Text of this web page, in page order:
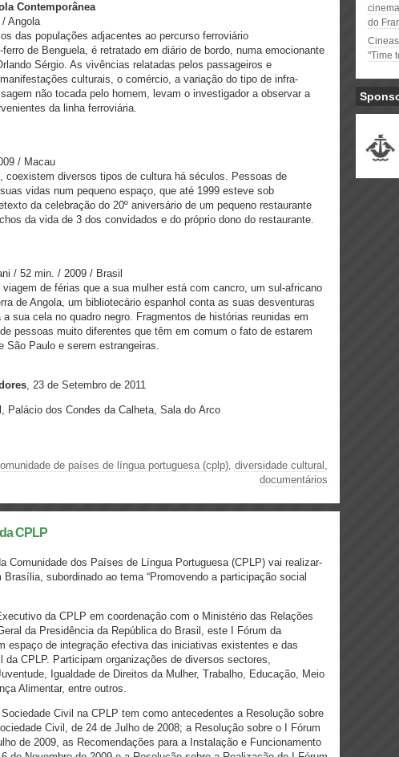
Contemporânea
Angola
das populações adjacentes ao percurso ferroviário
de Benguela, é retratado em diário de bordo, numa emocionante
Sérgio. As vivências relatadas pelos passageiros e
culturais, o comércio, a variação do tipo de infra-
não tocada pelo homem, levam o investigador a observar a
da linha ferroviária.
/ Macau
coexistem diversos tipos de cultura há séculos. Pessoas de
vidas num pequeno espaço, que até 1999 esteve sob
da celebração do 20º aniversário de um pequeno restaurante
da vida de 3 dos convidados e do próprio dono do restaurante.
/ 52 min. / 2009 / Brasil
de férias que a sua mulher está com cancro, um sul-africano
de Angola, um bibliotecário espanhol conta as suas desventuras
sua cela no quadro negro. Fragmentos de histórias reunidas em
pessoas muito diferentes que têm em comum o fato de estarem
São Paulo e serem estrangeiras.
, 23 de Setembro de 2011
Palácio dos Condes da Calheta, Sala do Arco
de países de língua portuguesa (cplp), diversidade cultural ,
documentários
CPLP
Comunidade dos Países de Língua Portuguesa (CPLP) vai realizar-
subordinado ao tema “Promovendo a participação social
da CPLP em coordenação com o Ministério das Relações
da Presidência da República do Brasil, este I Fórum da
espaço de integração efectiva das iniciativas existentes e das
da CPLP. Participam organizações de diversos sectores,
Igualdade de Direitos da Mulher, Trabalho, Educação, Meio
Alimentar, entre outros.
Civil na CPLP tem como antecedentes a Resolução sobre
Civil, de 24 de Julho de 2008; a Resolução sobre o I Fórum
de 2009, as Recomendações para a Instalação e Funcionamento
do
"Time